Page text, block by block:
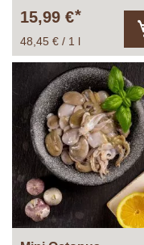
15,99 €
48,45 € / 1 l